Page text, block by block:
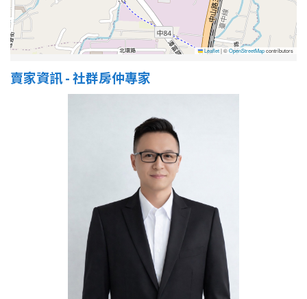
Leaflet|©OpenStreetMapcontributors
賣家資訊 - 社群房仲專家